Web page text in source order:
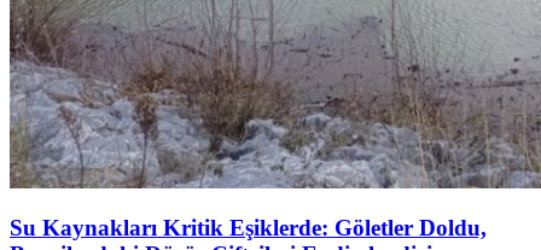
Su Kaynakları Kritik Eşiklerde: Göletler Doldu,